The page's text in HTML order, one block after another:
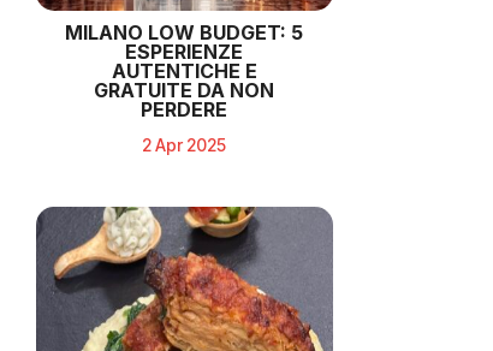
MILANO LOW BUDGET: 5
ESPERIENZE
AUTENTICHE E
GRATUITE DA NON
PERDERE
2 Apr 2025